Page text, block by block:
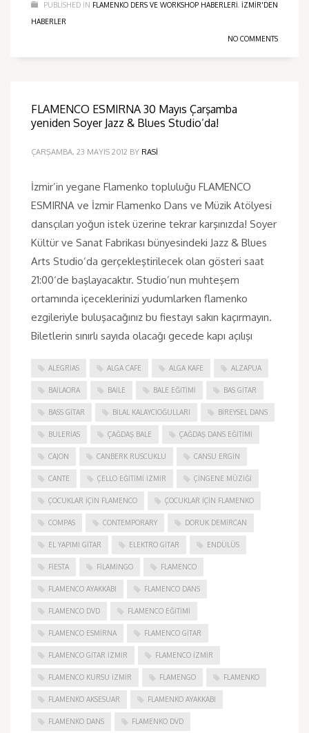
PUBLISHED IN FLAMENKO DERS VE WORKSHOP HABERLERI, IZMIR'DEN
HABERLER
NO COMMENTS
FLAMENCO ESMIRNA 30 Mayıs Çarşamba
yeniden Soyer Jazz & Blues Studio’da!
ÇARŞAMBA, 23 MAYIS 2012 BY RASI
İzmir’in yegane Flamenko topluluğu FLAMENCO
ESMIRNA ve İzmir Flamenko Dans ve Müzik Atölyesi
dansçıları yoğun istek üzerine tekrar karşınızda! Soyer
Kültür ve Sanat Fabrikası bünyesindeki Jazz & Blues
Arts Studio‘da gerçekleştirilecek olan gösteri saat
21:00‘de başlayacaktır. Studio’nun muhteşem
ortamında içeceklerinizi yudumlarken flamenko
ezgileriyle buluşacağınız bu fiestayı sakın kaçırmayın.
Biletlerin sınırlı sayıda olacağı gecede kapı açılışı
ALEGRIAS ALGA CAFE ALGA KAFE ALZAPUA
BAILAORA BAILE BALE EĞITIMI BAS GITAR
BASS GITAR BILAL KALAYCIOĞULLARI BIREYSEL DANS
BULERIAS ÇAĞDAŞ BALE ÇAĞDAŞ DANS EĞITIMI
CAJON CANBERK RUSCUKLU CANSU ERGIN
CANTE ÇELLO EĞITIMI İZMIR ÇINGENE MÜZIĞI
ÇOCUKLAR IÇIN FLAMENCO ÇOCUKLAR IÇIN FLAMENKO
COMPAS CONTEMPORARY DORUK DEMIRCAN
EL YAPIMI GITAR ELEKTRO GITAR ENDÜLÜS
FIESTA FILAMINGO FLAMENCO
FLAMENCO AYAKKABI FLAMENCO DANS
FLAMENCO DVD FLAMENCO EĞITIMI
FLAMENCO ESMIRNA FLAMENCO GITAR
FLAMENCO GITAR İZMIR FLAMENCO IZMIR
FLAMENCO KURSU İZMIR FLAMENGO FLAMENKO
FLAMENKO AKSESUAR FLAMENKO AYAKKABI
FLAMENKO DANS FLAMENKO DVD